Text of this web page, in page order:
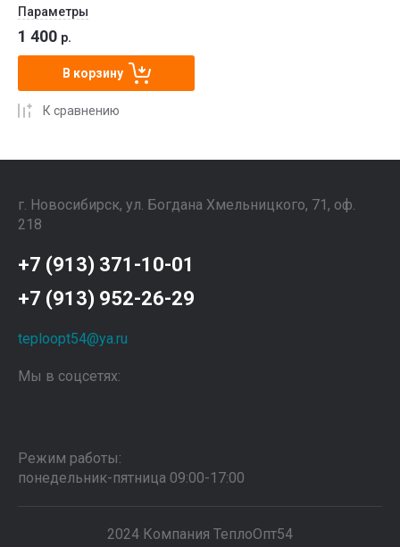
Параметры
1 400 р.
В корзину
К сравнению
г. Новосибирск, ул. Богдана Хмельницкого, 71, оф.
218
+7 (913) 371-10-01
+7 (913) 952-26-29
teploopt54@ya.ru
Мы в соцсетях:
Режим работы:
понедельник-пятница 09:00-17:00
2024 Компания ТеплоОпт54